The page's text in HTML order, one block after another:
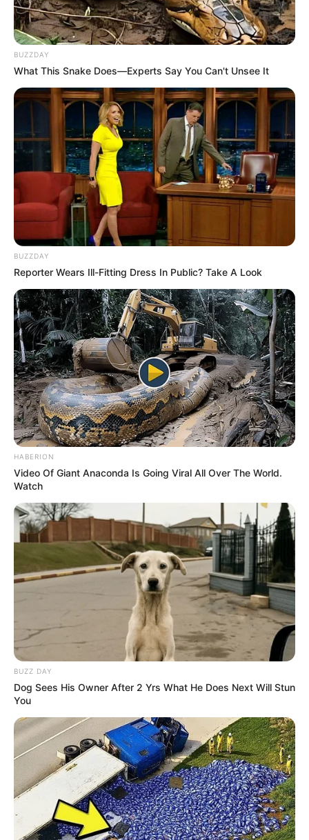
BUZZDAY
What This Snake Does—Experts Say You Can't Unsee It
BUZZDAY
Reporter Wears Ill-Fitting Dress In Public? Take A Look
HABERION
Video Of Giant Anaconda Is Going Viral All Over The World.
Watch
BUZZ DAY
Dog Sees His Owner After 2 Yrs What He Does Next Will Stun
You